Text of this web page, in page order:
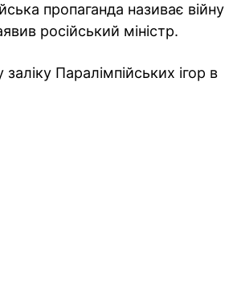
пропаганда називає війну
російський міністр.
Паралімпійських ігор в